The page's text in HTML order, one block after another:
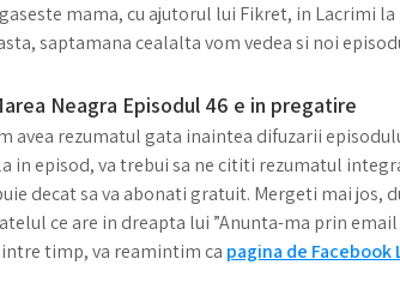
mama, cu ajutorul lui Fikret, in Lacrimi la
saptamana cealalta vom vedea si noi
Neagra Episodul 46 e in pregatire
avea rezumatul gata inaintea difuzarii
in episod, va trebui sa ne cititi rezumatul
decat sa va abonati gratuit. Mergeti mai jos,
ce are in dreapta lui ”Anunta-ma prin
intre timp, va reamintim ca pagina de Facebook